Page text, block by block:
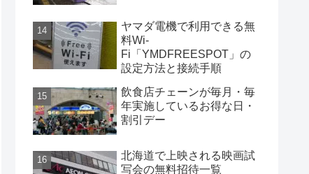
ヤマダ電機で利用できる無
料Wi-
Fi「YMDFREESPOT」の
設定方法と接続手順
飲食店チェーンが毎月・毎
年実施しているお得な日・
割引デー
北海道で上映される映画試
写会の無料招待一覧